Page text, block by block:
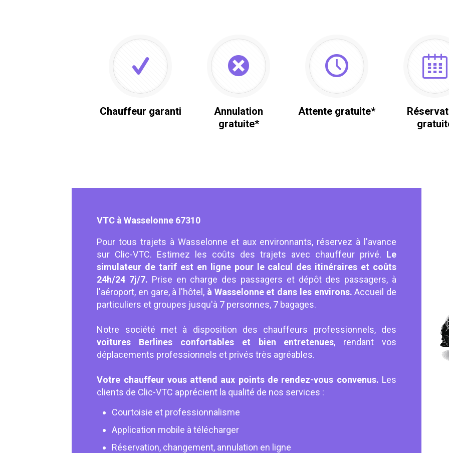
Chauffeur garanti
Annulation
gratuite*
Attente gratuite*
VTC à Wasselonne 67310
Pour tous trajets à Wasselonne et aux environnants, réservez à l'avance
sur Clic-VTC. Estimez les coûts des trajets avec chauffeur privé. Le
simulateur de tarif est en ligne pour le calcul des itinéraires et coûts
24h/24 7j/7. Prise en charge des passagers et dépôt des passagers, à
l'aéroport, en gare, à l'hôtel, à Wasselonne et dans les environs. Accueil de
particuliers et groupes jusqu'à 7 personnes, 7 bagages.
Notre société met à disposition des chauffeurs professionnels, des
voitures Berlines confortables et bien entretenues, rendant vos
déplacements professionnels et privés très agréables.
Votre chauffeur vous attend aux points de rendez-vous convenus. Les
clients de Clic-VTC apprécient la qualité de nos services :
Courtoisie et professionnalisme
Application mobile à télécharger
Réservation, changement, annulation en ligne